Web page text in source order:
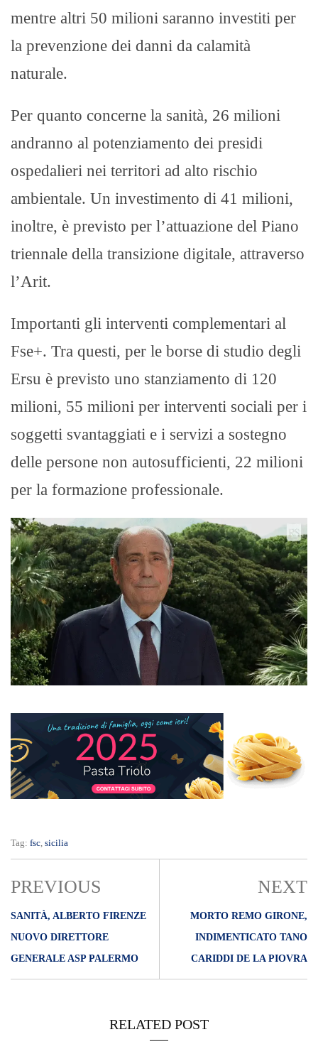
mentre altri 50 milioni saranno investiti per
la prevenzione dei danni da calamità
naturale.
Per quanto concerne la sanità, 26 milioni
andranno al potenziamento dei presidi
ospedalieri nei territori ad alto rischio
ambientale. Un investimento di 41 milioni,
inoltre, è previsto per l’attuazione del Piano
triennale della transizione digitale, attraverso
l’Arit.
Importanti gli interventi complementari al
Fse+. Tra questi, per le borse di studio degli
Ersu è previsto uno stanziamento di 120
milioni, 55 milioni per interventi sociali per i
soggetti svantaggiati e i servizi a sostegno
delle persone non autosufficienti, 22 milioni
per la formazione professionale.
Tag: fsc, sicilia
PREVIOUS
SANITÀ, ALBERTO FIRENZE
NUOVO DIRETTORE
GENERALE ASP PALERMO
NEXT
MORTO REMO GIRONE,
INDIMENTICATO TANO
CARIDDI DE LA PIOVRA
RELATED POST